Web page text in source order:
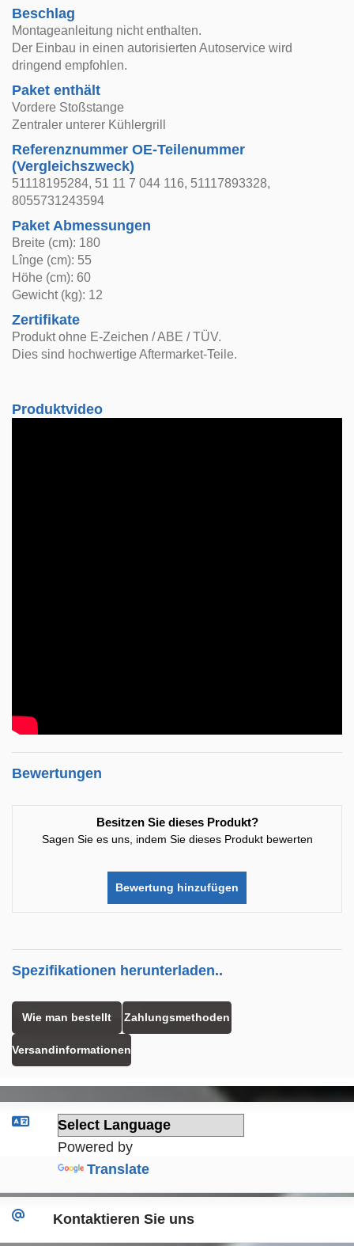
Beschlag
Montageanleitung nicht enthalten.
Der Einbau in einen autorisierten Autoservice wird
dringend empfohlen.
Paket enthält
Vordere Stoßstange
Zentraler unterer Kühlergrill
Referenznummer OE-Teilenummer
(Vergleichszweck)
51118195284, 51 11 7 044 116, 51117893328,
8055731243594
Paket Abmessungen
Breite (cm): 180
Lînge (cm): 55
Höhe (cm): 60
Gewicht (kg): 12
Zertifikate
Produkt ohne E-Zeichen / ABE / TÜV.
Dies sind hochwertige Aftermarket-Teile.
Produktvideo
Bewertungen
Besitzen Sie dieses Produkt?
Sagen Sie es uns, indem Sie dieses Produkt bewerten
Bewertung hinzufügen
Spezifikationen herunterladen..
Wie man bestellt Zahlungsmethoden
Versandinformationen
Powered by
Translate
Kontaktieren Sie uns